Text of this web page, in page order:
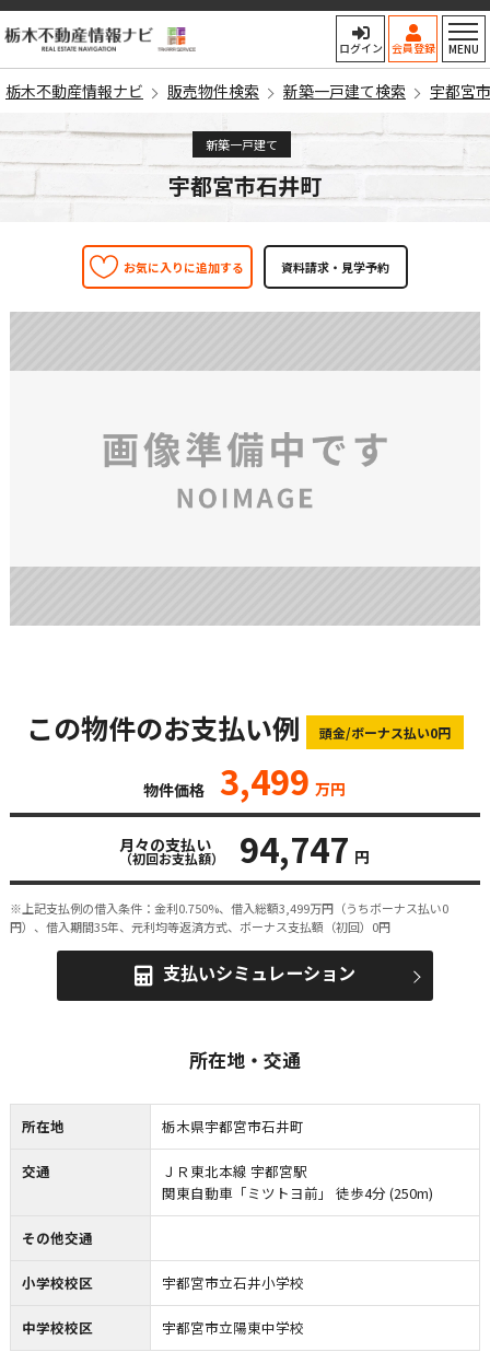
栃木不動産情報ナビ
ログイン 会員登録 MENU
栃木不動産情報ナビ 販売物件検索 新築一戸建て検索 宇都宮
新築一戸建て
宇都宮市石井町
お気に入りに追加する
この物件のお支払い例 頭金/ボーナス払い0円
物件価格 3,499 万円
月々の支払い
（初回お支払額） 94,747 円
※上記支払例の借入条件：金利0.750%、借入総額3,499万円（うちボーナス払い0
円）、借入期間35年、元利均等返済方式、ボーナス支払額（初回）0円
支払いシミュレーション
所在地・交通
所在地 栃木県宇都宮市石井町
交通
ＪＲ東北本線 宇都宮駅
関東自動車「ミツトヨ前」 徒歩4分 (250m)
その他交通
小学校校区 宇都宮市立石井小学校
中学校校区 宇都宮市立陽東中学校